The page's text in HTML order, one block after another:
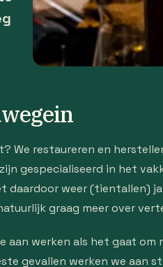
We restaureren en
gespecialiseerd in het
weer (tientallen)
graag meer over
aan werken als het gaat
gevallen werken we aan